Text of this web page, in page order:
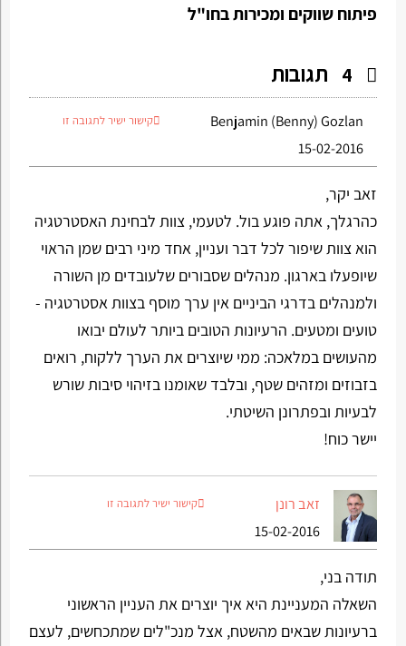
פיתוח שווקים ומכירות בחו"ל
4 תגובות
Benjamin (Benny) Gozlan
15-02-2016
קישור ישיר לתגובה זו
זאב יקר,
כהרגלך, אתה פוגע בול. לטעמי, צוות לבחינת האסטרטגיה
הוא צוות שיפור לכל דבר ועניין, אחד מיני רבים שמן הראוי
שיופעלו בארגון. מנהלים שסבורים שלעובדים מן השורה
ולמנהלים בדרגי הביניים אין ערך מוסף בצוות אסטרטגיה -
טועים ומטעים. הרעיונות הטובים ביותר לעולם יבואו
מהעושים במלאכה: ממי שיוצרים את הערך ללקוח, רואים
בזבוזים ומזהים שטף, ובלבד שאומנו בזיהוי סיבות שורש
לבעיות ובפתרונן השיטתי.
יישר כוח!
זאב רונן
15-02-2016
קישור ישיר לתגובה זו
תודה בני,
השאלה המעניינת היא איך יוצרים את העניין הראשוני
ברעיונות שבאים מהשטח, אצל מנכ"לים שמתכחשים, לעצם